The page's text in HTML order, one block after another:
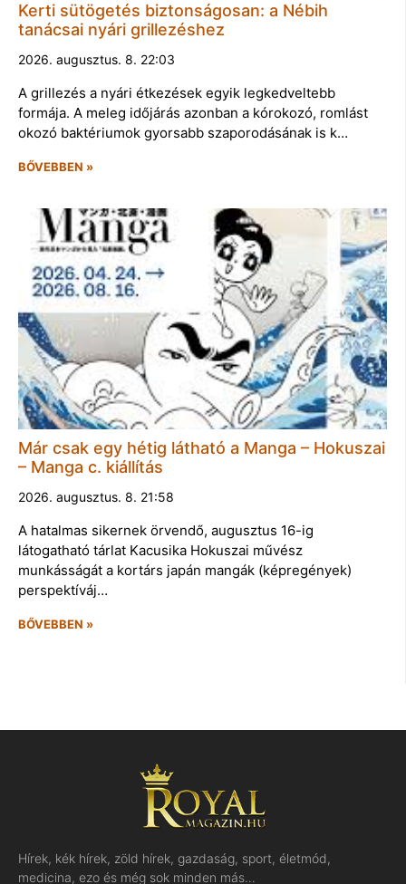
Kerti sütögetés biztonságosan: a Nébih
tanácsai nyári grillezéshez
2026. augusztus. 8. 22:03
A grillezés a nyári étkezések egyik legkedveltebb
formája. A meleg időjárás azonban a kórokozó, romlást
okozó baktériumok gyorsabb szaporodásának is k…
BŐVEBBEN »
Már csak egy hétig látható a Manga – Hokuszai
– Manga c. kiállítás
2026. augusztus. 8. 21:58
A hatalmas sikernek örvendő, augusztus 16-ig
látogatható tárlat Kacusika Hokuszai művész
munkásságát a kortárs japán mangák (képregények)
perspektíváj…
BŐVEBBEN »
Hírek, kék hírek, zöld hírek, gazdaság, sport, életmód,
medicina, ezo és még sok minden más…